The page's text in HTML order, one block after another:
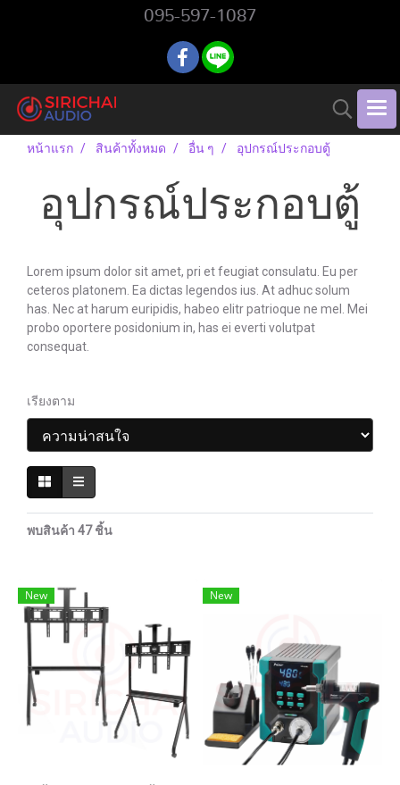
095-597-1087
หน้าแรก สินค้าทั้งหมด อื่น ๆ อุปกรณ์ประกอบตู้
อุปกรณ์ประกอบตู้
Lorem ipsum dolor sit amet, pri et feugiat consulatu. Eu per
ceteros platonem. Ea dictas legendos ius. At adhuc solum
has. Nec at harum euripidis, habeo elitr patrioque ne mel. Mei
probo oportere posidonium in, has ei everti volutpat
consequat.
เรียงตาม
พบสินค้า 47 ชิ้น
New New